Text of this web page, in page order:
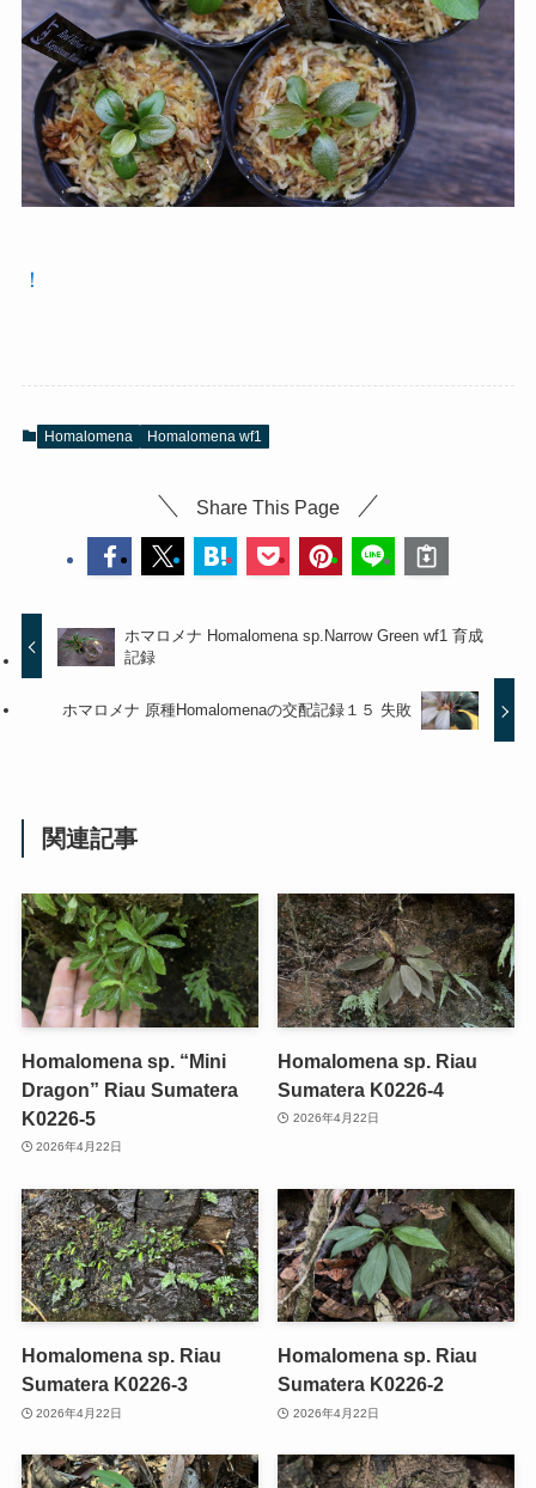
！
Homalomena Homalomena wf1
Share This Page
ホマロメナ Homalomena sp.Narrow Green wf1 育成
記録
ホマロメナ 原種Homalomenaの交配記録１５ 失敗
関連記事
Homalomena sp. “Mini
Dragon” Riau Sumatera
K0226-5
2026年4月22日
Homalomena sp. Riau
Sumatera K0226-4
2026年4月22日
Homalomena sp. Riau
Sumatera K0226-3
2026年4月22日
Homalomena sp. Riau
Sumatera K0226-2
2026年4月22日